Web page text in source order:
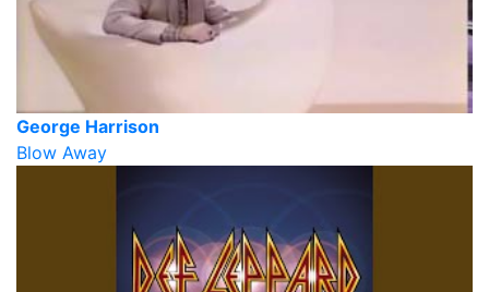
George Harrison
Blow Away